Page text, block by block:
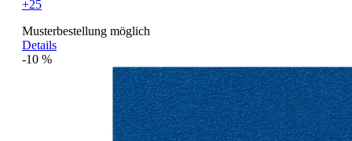
+25
Musterbestellung möglich
Details
-10 %